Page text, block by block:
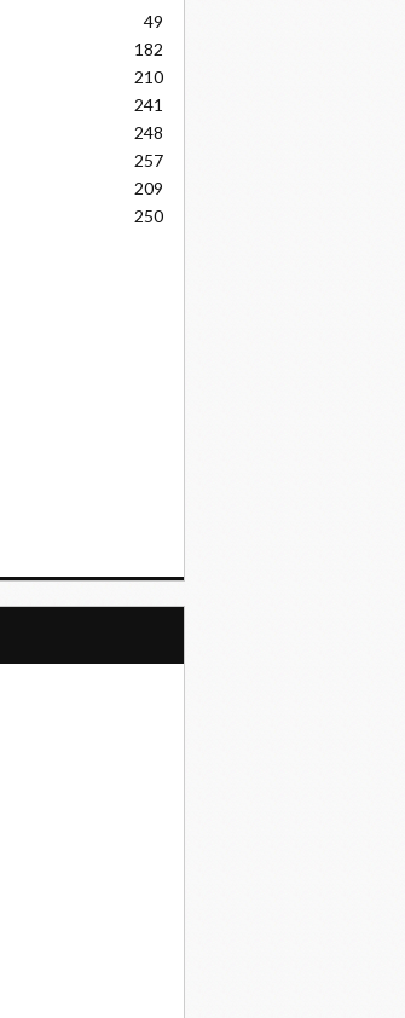
49
182
210
241
248
257
209
250